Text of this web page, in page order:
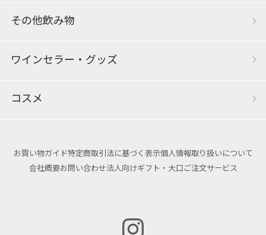
その他飲み物
ワインセラー・グッズ
コスメ
お買い物ガイド特定商取引法に基づく表示個人情報取り扱いについて
会社概要お問い合わせ法人向けギフト・大口ご注文サービス